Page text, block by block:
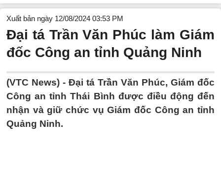
Xuất bản ngày 12/08/2024 03:53 PM
Đại tá Trần Văn Phúc làm Giám
đốc Công an tỉnh Quảng Ninh
(VTC News) - Đại tá Trần Văn Phúc, Giám đốc
Công an tỉnh Thái Bình được điều động đến
nhận và giữ chức vụ Giám đốc Công an tỉnh
Quảng Ninh.